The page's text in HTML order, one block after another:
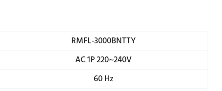
RMFL-3000BNTTY
AC 1P 220~240V
60 Hz